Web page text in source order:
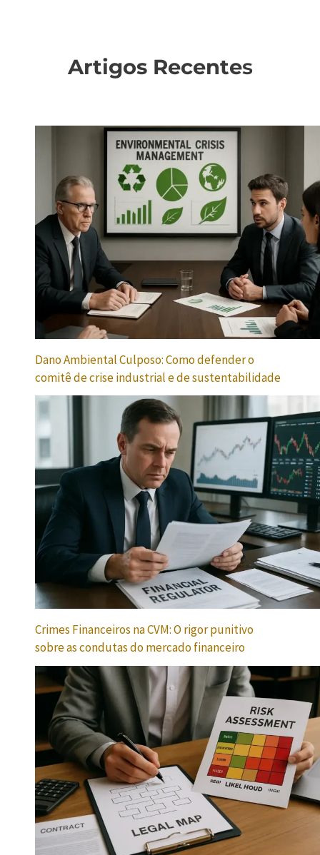
Artigos Recentes
Dano Ambiental Culposo: Como defender o
comitê de crise industrial e de sustentabilidade
Crimes Financeiros na CVM: O rigor punitivo
sobre as condutas do mercado financeiro